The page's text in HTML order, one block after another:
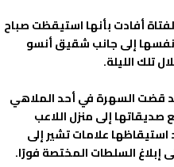
أفادت بأنها استيقظت صباح
إلى جانب شقيق أنسو
تلك الليلة.
قضت السهرة في أحد الملاهي
صديقاتها إلى منزل اللاعب
استيقاظها علامات تشير إلى
إبلاغ السلطات المختصة فورًا.